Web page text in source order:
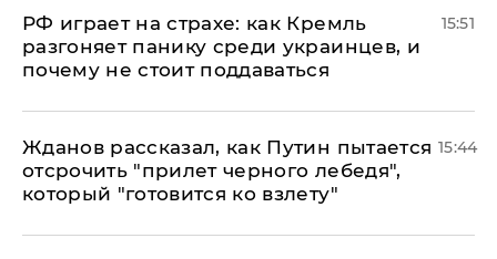
РФ играет на страхе: как Кремль
разгоняет панику среди украинцев, и
почему не стоит поддаваться
15:51
Жданов рассказал, как Путин пытается
отсрочить "прилет черного лебедя",
который "готовится ко взлету"
15:44